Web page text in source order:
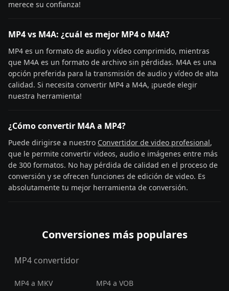
merece su confianza!
MP4 vs M4A: ¿cuál es mejor MP4 o M4A?
MP4 es un formato de audio y vídeo comprimido, mientras
que M4A es un formato de archivo sin pérdidas. M4A es una
opción preferida para la transmisión de audio y vídeo de alta
calidad. Si necesita convertir MP4 a M4A, ¡puede elegir
nuestra herramienta!
¿Cómo convertir M4A a MP4?
Puede dirigirse a nuestro Convertidor de video profesional,
que le permite convertir videos, audio e imágenes entre más
de 300 formatos. No hay pérdida de calidad en el proceso de
conversión y se ofrecen funciones de edición de video. Es
absolutamente tu mejor herramienta de conversión.
Conversiones más populares
MP4 convertidor
MP4 a MKV MP4 a VOB